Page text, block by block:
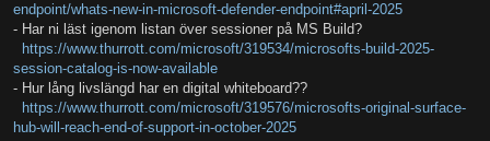
endpoint/whats-new-in-microsoft-defender-endpoint#april-2025
- Har ni läst igenom listan över sessioner på MS Build?
https://www.thurrott.com/microsoft/319534/microsofts-build-2025-
session-catalog-is-now-available
- Hur lång livslängd har en digital whiteboard??
https://www.thurrott.com/microsoft/319576/microsofts-original-surface-
hub-will-reach-end-of-support-in-october-2025